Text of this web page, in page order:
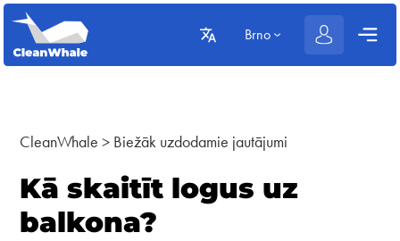
Brno
CleanWhale > Biežāk uzdodamie jautājumi
Kā skaitīt logus uz
balkona?